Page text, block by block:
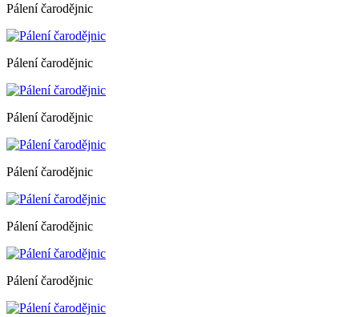
Pálení čarodějnic
Pálení čarodějnic
Pálení čarodějnic
Pálení čarodějnic
Pálení čarodějnic
Pálení čarodějnic